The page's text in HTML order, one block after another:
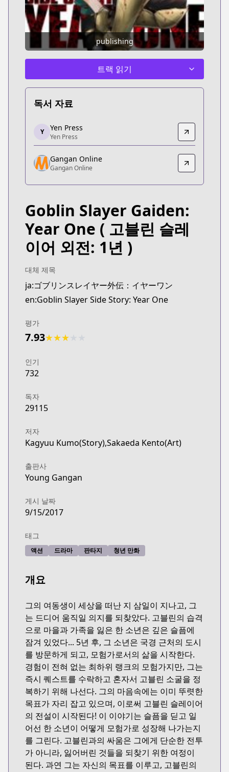
publishing
트랙 읽기
독서 자료
Yen Press
Yen Press
https://yenpress.com/series/goblin-slayer-side-
Gangan Online
Gangan Online
https://www.ganganonline.com/contents/
Y Yen Press
Yen Press
Gangan Online
Gangan Online
Goblin Slayer Gaiden:
Year One ( 고블린 슬레
이어 외전: 1년 )
대체 제목
ja:ゴブリンスレイヤー外伝：イヤーワン
en:Goblin Slayer Side Story: Year One
평가
7.93★★★
인기
732
독자
29115
저자
Kagyuu Kumo(Story),Sakaeda Kento(Art)
출판사
Young Gangan
게시 날짜
9/15/2017
태그
액션 드라마 판타지 청년 만화
개요
그의 여동생이 세상을 떠난 지 삼일이 지나고, 그
는 드디어 움직일 의지를 되찾았다. 고블린의 습격
으로 마을과 가족을 잃은 한 소년은 깊은 슬픔에
잠겨 있었다... 5년 후, 그 소년은 국경 근처의 도시
를 방문하게 되고, 모험가로서의 삶을 시작한다.
경험이 전혀 없는 최하위 랭크의 모험가지만, 그는
즉시 퀘스트를 수락하고 혼자서 고블린 소굴을 정
복하기 위해 나선다. 그의 마음속에는 이미 뚜렷한
목표가 자리 잡고 있으며, 이로써 고블린 슬레이어
의 전설이 시작된다! 이 이야기는 슬픔을 딛고 일
어선 한 소년이 어떻게 모험가로 성장해 나가는지
를 그린다. 고블린과의 싸움은 그에게 단순한 전투
가 아니라, 잃어버린 것들을 되찾기 위한 여정이
된다. 과연 그는 자신의 목표를 이루고, 고블린의